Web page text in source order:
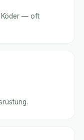
Köder — oft